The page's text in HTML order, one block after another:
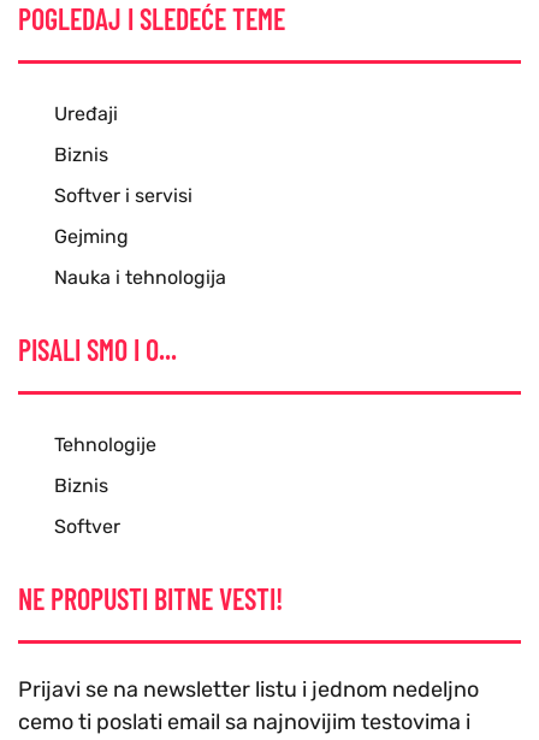
POGLEDAJ I SLEDEĆE TEME
Uređaji
Biznis
Softver i servisi
Gejming
Nauka i tehnologija
PISALI SMO I O...
Tehnologije
Biznis
Softver
NE PROPUSTI BITNE VESTI!
Prijavi se na newsletter listu i jednom nedeljno
cemo ti poslati email sa najnovijim testovima i